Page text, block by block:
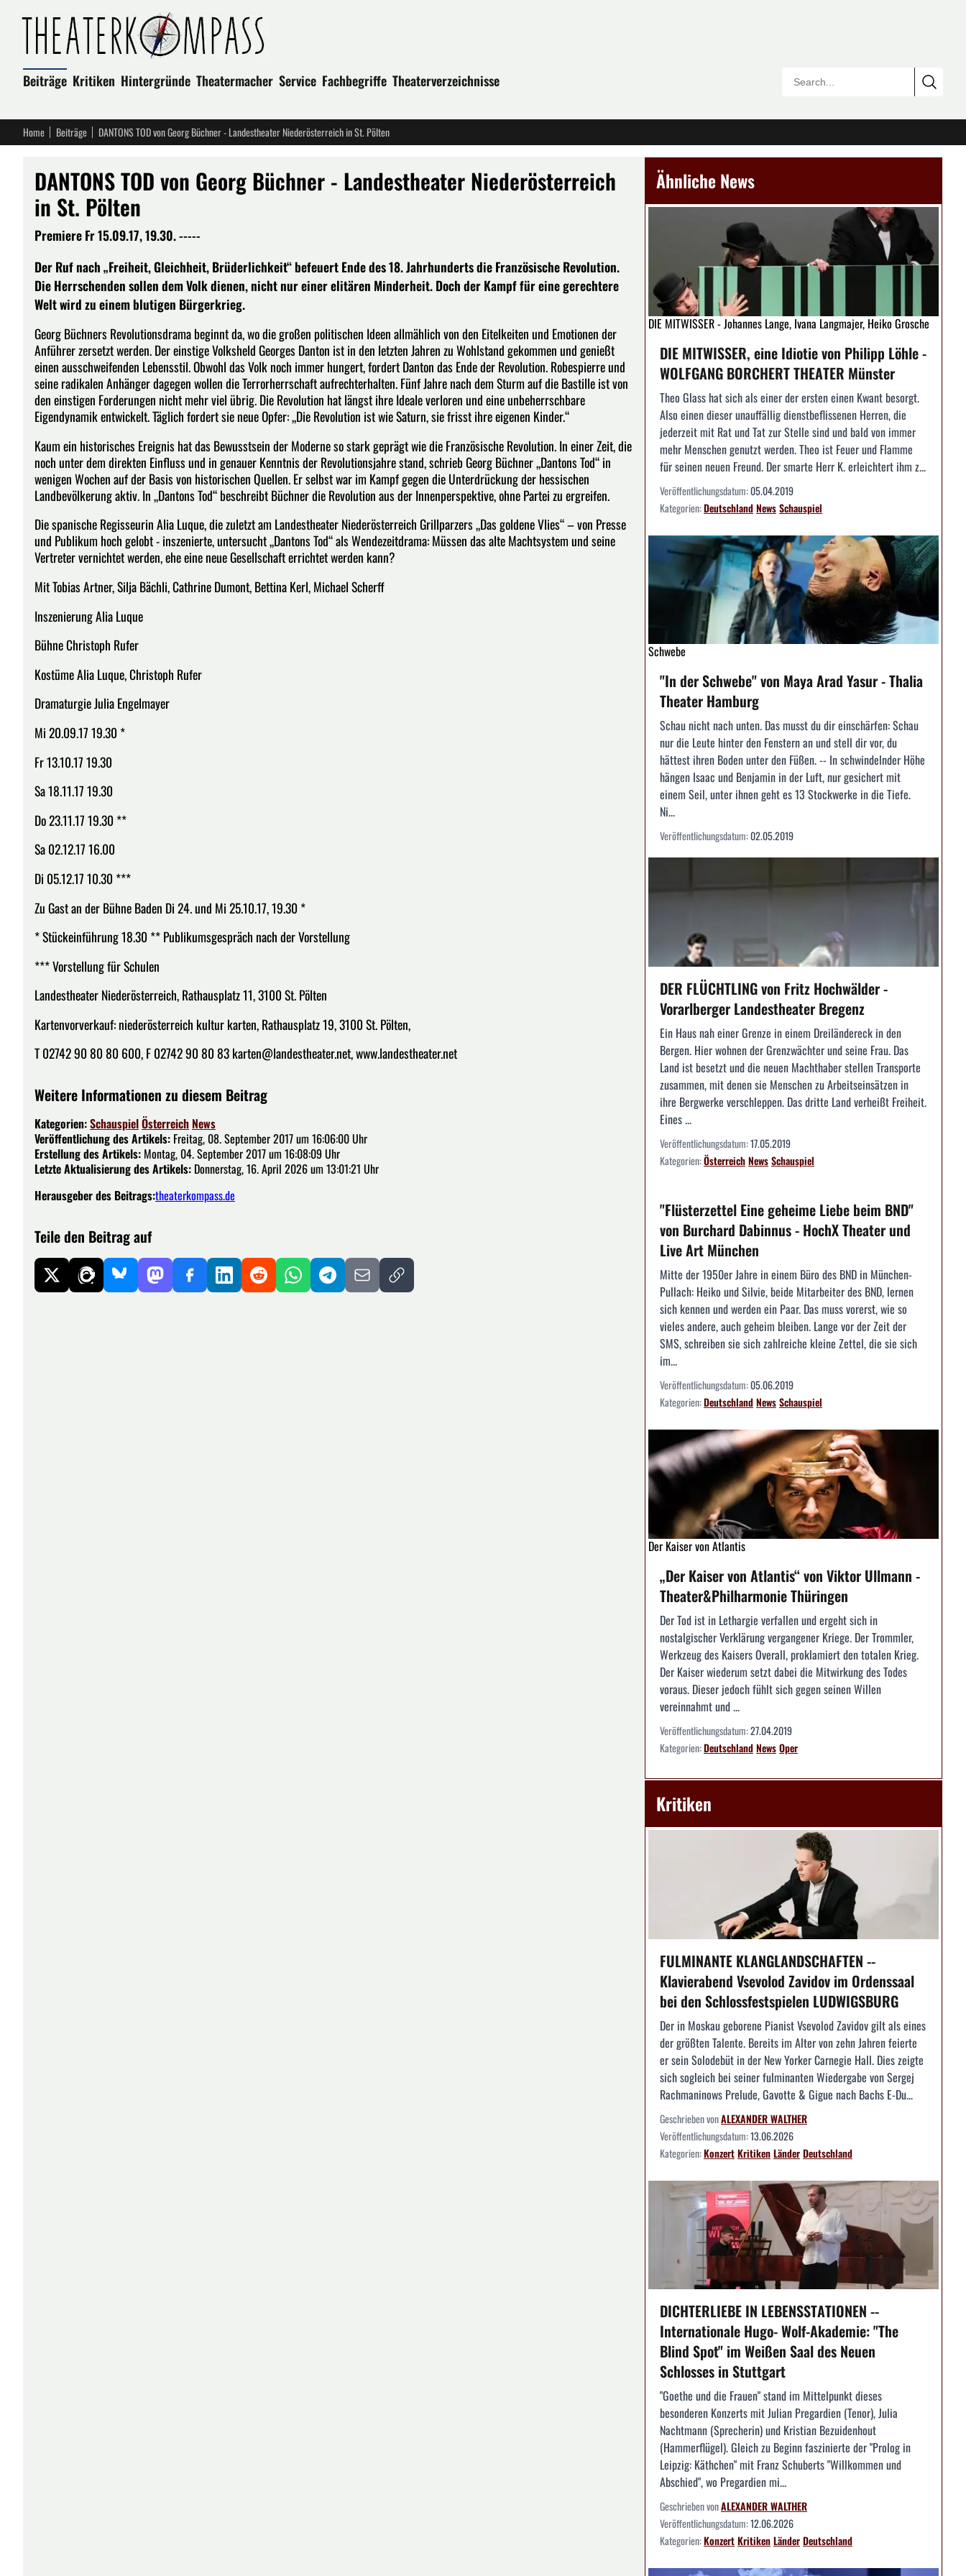
Beiträge Kritiken Hintergründe Theatermacher Service Fachbegriffe Theaterverzeichnisse
Home Beiträge DANTONS TOD von Georg Büchner - Landestheater Niederösterreich in St. Pölten
DANTONS TOD von Georg Büchner - Landestheater Niederösterreich
in St. Pölten
Premiere Fr 15.09.17, 19.30. -----
Der Ruf nach „Freiheit, Gleichheit, Brüderlichkeit“ befeuert Ende des 18. Jahrhunderts die Französische Revolution.
Die Herrschenden sollen dem Volk dienen, nicht nur einer elitären Minderheit. Doch der Kampf für eine gerechtere
Welt wird zu einem blutigen Bürgerkrieg.
Georg Büchners Revolutionsdrama beginnt da, wo die großen politischen Ideen allmählich von den Eitelkeiten und Emotionen der
Anführer zersetzt werden. Der einstige Volksheld Georges Danton ist in den letzten Jahren zu Wohlstand gekommen und genießt
einen ausschweifenden Lebensstil. Obwohl das Volk noch immer hungert, fordert Danton das Ende der Revolution. Robespierre und
seine radikalen Anhänger dagegen wollen die Terrorherrschaft aufrechterhalten. Fünf Jahre nach dem Sturm auf die Bastille ist von
den einstigen Forderungen nicht mehr viel übrig. Die Revolution hat längst ihre Ideale verloren und eine unbeherrschbare
Eigendynamik entwickelt. Täglich fordert sie neue Opfer: „Die Revolution ist wie Saturn, sie frisst ihre eigenen Kinder.“
Kaum ein historisches Ereignis hat das Bewusstsein der Moderne so stark geprägt wie die Französische Revolution. In einer Zeit, die
noch unter dem direkten Einfluss und in genauer Kenntnis der Revolutionsjahre stand, schrieb Georg Büchner „Dantons Tod“ in
wenigen Wochen auf der Basis von historischen Quellen. Er selbst war im Kampf gegen die Unterdrückung der hessischen
Landbevölkerung aktiv. In „Dantons Tod“ beschreibt Büchner die Revolution aus der Innenperspektive, ohne Partei zu ergreifen.
Die spanische Regisseurin Alia Luque, die zuletzt am Landestheater Niederösterreich Grillparzers „Das goldene Vlies“ – von Presse
und Publikum hoch gelobt - inszenierte, untersucht „Dantons Tod“ als Wendezeitdrama: Müssen das alte Machtsystem und seine
Vertreter vernichtet werden, ehe eine neue Gesellschaft errichtet werden kann?
Mit Tobias Artner, Silja Bächli, Cathrine Dumont, Bettina Kerl, Michael Scherff
Inszenierung Alia Luque
Bühne Christoph Rufer
Kostüme Alia Luque, Christoph Rufer
Dramaturgie Julia Engelmayer
Mi 20.09.17 19.30 *
Fr 13.10.17 19.30
Sa 18.11.17 19.30
Do 23.11.17 19.30 **
Sa 02.12.17 16.00
Di 05.12.17 10.30 ***
Zu Gast an der Bühne Baden Di 24. und Mi 25.10.17, 19.30 *
* Stückeinführung 18.30 ** Publikumsgespräch nach der Vorstellung
*** Vorstellung für Schulen
Landestheater Niederösterreich, Rathausplatz 11, 3100 St. Pölten
Kartenvorverkauf: niederösterreich kultur karten, Rathausplatz 19, 3100 St. Pölten,
T 02742 90 80 80 600, F 02742 90 80 83 karten@landestheater.net, www.landestheater.net
Weitere Informationen zu diesem Beitrag
Kategorien:SchauspielÖsterreich News
Veröffentlichung des Artikels: Freitag, 08. September 2017 um 16:06:00 Uhr
Erstellung des Artikels: Montag, 04. September 2017 um 16:08:09 Uhr
Letzte Aktualisierung des Artikels: Donnerstag, 16. April 2026 um 13:01:21 Uhr
Herausgeber des Beitrags:theaterkompass.de
Teile den Beitrag auf
Ähnliche News
DIE MITWISSER - Johannes Lange, Ivana Langmajer, Heiko Grosche
DIE MITWISSER, eine Idiotie von Philipp Löhle -
WOLFGANG BORCHERT THEATER Münster
Theo Glass hat sich als einer der ersten einen Kwant besorgt.
Also einen dieser unauffällig dienstbeflissenen Herren, die
jederzeit mit Rat und Tat zur Stelle sind und bald von immer
mehr Menschen genutzt werden. Theo ist Feuer und Flamme
für seinen neuen Freund. Der smarte Herr K. erleichtert ihm z...
Veröffentlichungsdatum:05.04.2019
Kategorien:DeutschlandNewsSchauspiel
Schwebe
"In der Schwebe" von Maya Arad Yasur - Thalia
Theater Hamburg
Schau nicht nach unten. Das musst du dir einschärfen: Schau
nur die Leute hinter den Fenstern an und stell dir vor, du
hättest ihren Boden unter den Füßen. -- In schwindelnder Höhe
hängen Isaac und Benjamin in der Luft, nur gesichert mit
einem Seil, unter ihnen geht es 13 Stockwerke in die Tiefe.
Ni...
Veröffentlichungsdatum:02.05.2019
DER FLÜCHTLING von Fritz Hochwälder -
Vorarlberger Landestheater Bregenz
Ein Haus nah einer Grenze in einem Dreiländereck in den
Bergen. Hier wohnen der Grenzwächter und seine Frau. Das
Land ist besetzt und die neuen Machthaber stellen Transporte
zusammen, mit denen sie Menschen zu Arbeitseinsätzen in
ihre Bergwerke verschleppen. Das dritte Land verheißt Freiheit.
Eines ...
Veröffentlichungsdatum:17.05.2019
Kategorien:ÖsterreichNewsSchauspiel
"Flüsterzettel Eine geheime Liebe beim BND"
von Burchard Dabinnus - HochX Theater und
Live Art München
Mitte der 1950er Jahre in einem Büro des BND in München-
Pullach: Heiko und Silvie, beide Mitarbeiter des BND, lernen
sich kennen und werden ein Paar. Das muss vorerst, wie so
vieles andere, auch geheim bleiben. Lange vor der Zeit der
SMS, schreiben sie sich zahlreiche kleine Zettel, die sie sich
im...
Veröffentlichungsdatum:05.06.2019
Kategorien:DeutschlandNewsSchauspiel
Der Kaiser von Atlantis
„Der Kaiser von Atlantis“ von Viktor Ullmann -
Theater&Philharmonie Thüringen
Der Tod ist in Lethargie verfallen und ergeht sich in
nostalgischer Verklärung vergangener Kriege. Der Trommler,
Werkzeug des Kaisers Overall, proklamiert den totalen Krieg.
Der Kaiser wiederum setzt dabei die Mitwirkung des Todes
voraus. Dieser jedoch fühlt sich gegen seinen Willen
vereinnahmt und ...
Veröffentlichungsdatum:27.04.2019
Kategorien:DeutschlandNewsOper
Kritiken
FULMINANTE KLANGLANDSCHAFTEN --
Klavierabend Vsevolod Zavidov im Ordenssaal
bei den Schlossfestspielen LUDWIGSBURG
Der in Moskau geborene Pianist Vsevolod Zavidov gilt als eines
der größten Talente. Bereits im Alter von zehn Jahren feierte
er sein Solodebüt in der New Yorker Carnegie Hall. Dies zeigte
sich sogleich bei seiner fulminanten Wiedergabe von Sergej
Rachmaninows Prelude, Gavotte & Gigue nach Bachs E-Du...
Geschrieben vonALEXANDER WALTHER
Veröffentlichungsdatum:13.06.2026
Kategorien:KonzertKritikenLänderDeutschland
DICHTERLIEBE IN LEBENSSTATIONEN --
Internationale Hugo- Wolf-Akademie: "The
Blind Spot" im Weißen Saal des Neuen
Schlosses in Stuttgart
"Goethe und die Frauen" stand im Mittelpunkt dieses
besonderen Konzerts mit Julian Pregardien (Tenor), Julia
Nachtmann (Sprecherin) und Kristian Bezuidenhout
(Hammerflügel). Gleich zu Beginn faszinierte der "Prolog in
Leipzig: Käthchen" mit Franz Schuberts "Willkommen und
Abschied", wo Pregardien mi...
Geschrieben vonALEXANDER WALTHER
Veröffentlichungsdatum:12.06.2026
Kategorien:KonzertKritikenLänderDeutschland